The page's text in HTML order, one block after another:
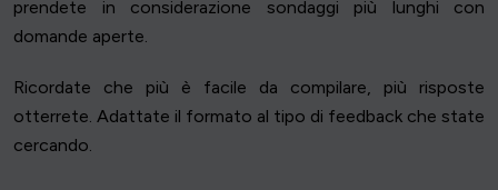
prendete in considerazione sondaggi più lunghi con
domande aperte.
Ricordate che più è facile da compilare, più risposte
otterrete. Adattate il formato al tipo di feedback che state
cercando.